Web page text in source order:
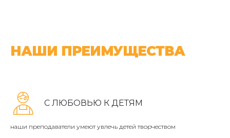
НАШИ ПРЕИМУЩЕСТВА
С ЛЮБОВЬЮ К ДЕТЯМ
наши преподаватели умеют увлечь детей творчеством